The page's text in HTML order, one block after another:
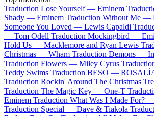
Traduction Lose Yourself — Eminem
Shady — Eminem Traduction Without Me —
Someone You Loved — Lewis Capaldi
— Tom Odell Traduction Mockingbird —
Hold Us — Macklemore and Ryan Lewis
Christmas — Wham Traduction Demons —
Traduction Flowers — Miley Cyrus
Teddy Swims Traduction BESO —
Traduction Rockin' Around The Christmas
Traduction The Magic Key — One-T
Eminem Traduction What Was I Made For?
Traduction Special — Dave & Tiakola